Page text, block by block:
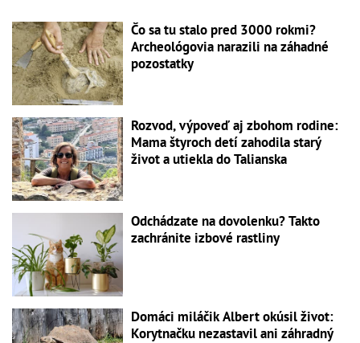
Čo sa tu stalo pred 3000 rokmi?
Archeológovia narazili na záhadné
pozostatky
Rozvod, výpoveď aj zbohom rodine:
Mama štyroch detí zahodila starý
život a utiekla do Talianska
Odchádzate na dovolenku? Takto
zachránite izbové rastliny
Domáci miláčik Albert okúsil život:
Korytnačku nezastavil ani záhradný